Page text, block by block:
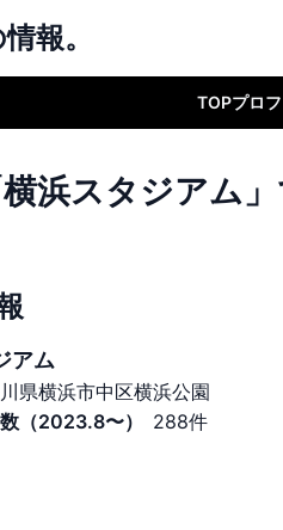
報。
TOPプロ
横浜スタジアム
アム
県横浜市中区横浜公園
（2023.8〜）
288件